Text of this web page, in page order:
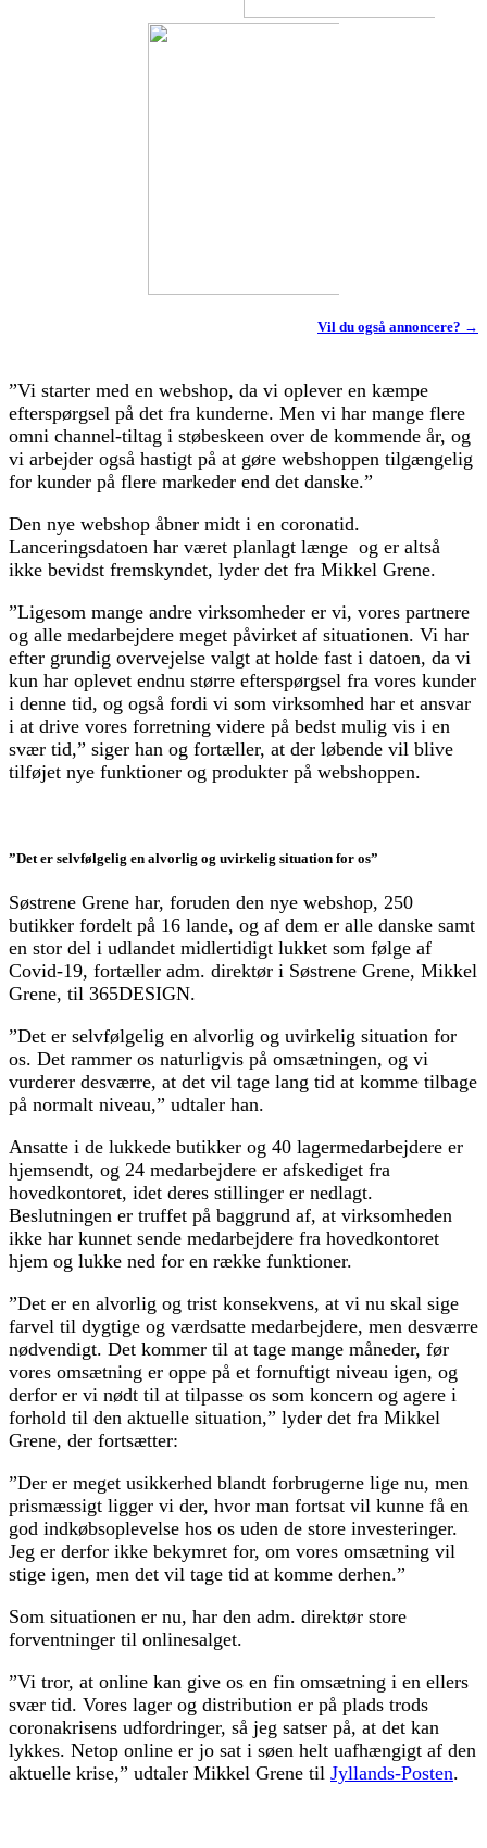
Vil du også annoncere? →
”Vi starter med en webshop, da vi oplever en kæmpe
efterspørgsel på det fra kunderne. Men vi har mange flere
omni channel-tiltag i støbeskeen over de kommende år, og
vi arbejder også hastigt på at gøre webshoppen tilgængelig
for kunder på flere markeder end det danske.”
Den nye webshop åbner midt i en coronatid.
Lanceringsdatoen har været planlagt længe og er altså
ikke bevidst fremskyndet, lyder det fra Mikkel Grene.
”Ligesom mange andre virksomheder er vi, vores partnere
og alle medarbejdere meget påvirket af situationen. Vi har
efter grundig overvejelse valgt at holde fast i datoen, da vi
kun har oplevet endnu større efterspørgsel fra vores kunder
i denne tid, og også fordi vi som virksomhed har et ansvar
i at drive vores forretning videre på bedst mulig vis i en
svær tid,” siger han og fortæller, at der løbende vil blive
tilføjet nye funktioner og produkter på webshoppen.
”Det er selvfølgelig en alvorlig og uvirkelig situation for os”
Søstrene Grene har, foruden den nye webshop, 250
butikker fordelt på 16 lande, og af dem er alle danske samt
en stor del i udlandet midlertidigt lukket som følge af
Covid-19, fortæller adm. direktør i Søstrene Grene, Mikkel
Grene, til 365DESIGN.
”Det er selvfølgelig en alvorlig og uvirkelig situation for
os. Det rammer os naturligvis på omsætningen, og vi
vurderer desværre, at det vil tage lang tid at komme tilbage
på normalt niveau,” udtaler han.
Ansatte i de lukkede butikker og 40 lagermedarbejdere er
hjemsendt, og 24 medarbejdere er afskediget fra
hovedkontoret, idet deres stillinger er nedlagt.
Beslutningen er truffet på baggrund af, at virksomheden
ikke har kunnet sende medarbejdere fra hovedkontoret
hjem og lukke ned for en række funktioner.
”Det er en alvorlig og trist konsekvens, at vi nu skal sige
farvel til dygtige og værdsatte medarbejdere, men desværre
nødvendigt. Det kommer til at tage mange måneder, før
vores omsætning er oppe på et fornuftigt niveau igen, og
derfor er vi nødt til at tilpasse os som koncern og agere i
forhold til den aktuelle situation,” lyder det fra Mikkel
Grene, der fortsætter:
”Der er meget usikkerhed blandt forbrugerne lige nu, men
prismæssigt ligger vi der, hvor man fortsat vil kunne få en
god indkøbsoplevelse hos os uden de store investeringer.
Jeg er derfor ikke bekymret for, om vores omsætning vil
stige igen, men det vil tage tid at komme derhen.”
Som situationen er nu, har den adm. direktør store
forventninger til onlinesalget.
”Vi tror, at online kan give os en fin omsætning i en ellers
svær tid. Vores lager og distribution er på plads trods
coronakrisens udfordringer, så jeg satser på, at det kan
lykkes. Netop online er jo sat i søen helt uafhængigt af den
aktuelle krise,” udtaler Mikkel Grene til Jyllands-Posten.